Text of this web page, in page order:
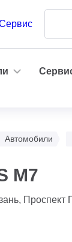
Автомобили
M7
Проспект